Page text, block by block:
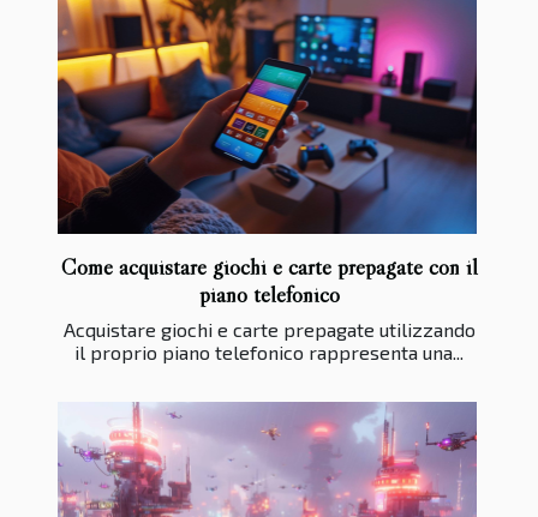
Come acquistare giochi e carte prepagate con il
piano telefonico
Acquistare giochi e carte prepagate utilizzando
il proprio piano telefonico rappresenta una...